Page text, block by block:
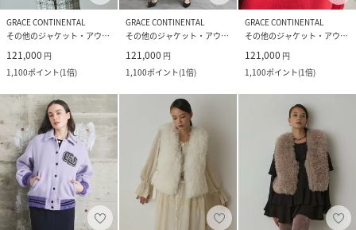
GRACE CONTINENTAL
その他のジャケット・アウター
121,000 円
1,100ポイント(1倍)
GRACE CONTINENTAL
その他のジャケット・アウター
121,000 円
1,100ポイント(1倍)
GRACE CONTINENTAL
その他のジャケット・アウター
121,000 円
1,100ポイント(1倍)